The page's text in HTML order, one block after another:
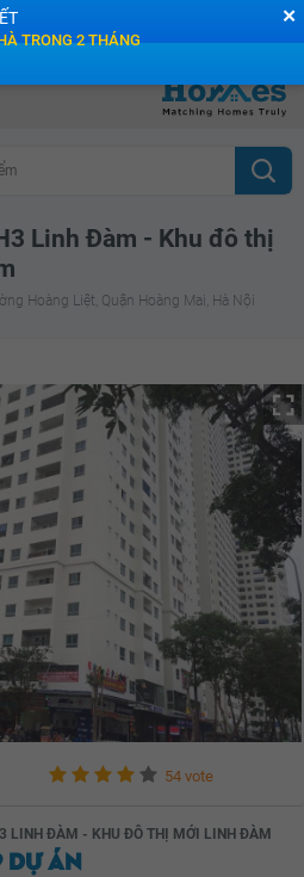
Linh Đàm - Khu đô thị
Hoàng Liệt, Quận Hoàng Mai, Hà Nội
54 vote
LINH ĐÀM - KHU ĐÔ THỊ MỚI LINH ĐÀM
ÁN
✕
TRONG 2 THÁNG